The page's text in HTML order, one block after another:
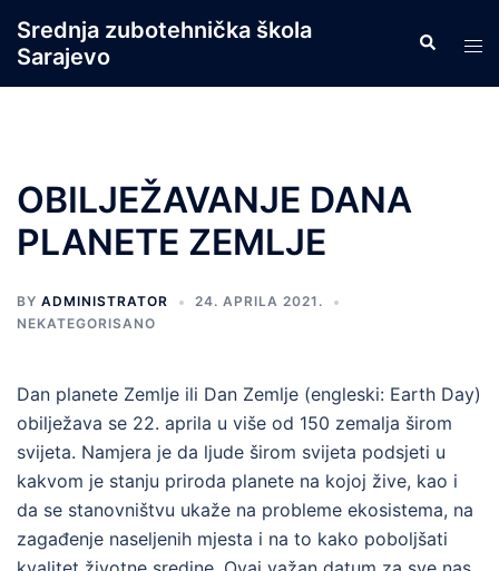
content
Srednja zubotehnička škola
Sarajevo
Search
OBILJEŽAVANJE DANA
PLANETE ZEMLJE
BY ADMINISTRATOR
24. APRILA 2021.
NEKATEGORISANO
Dan planete Zemlje ili Dan Zemlje (engleski: Earth Day)
obilježava se 22. aprila u više od 150 zemalja širom
svijeta. Namjera je da ljude širom svijeta podsjeti u
kakvom je stanju priroda planete na kojoj žive, kao i
da se stanovništvu ukaže na probleme ekosistema, na
zagađenje naseljenih mjesta i na to kako poboljšati